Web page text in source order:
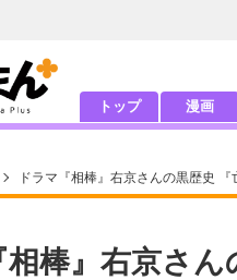
トップ 漫画
ドラマ『相棒』右京さんの黒歴史
相棒』右京さ